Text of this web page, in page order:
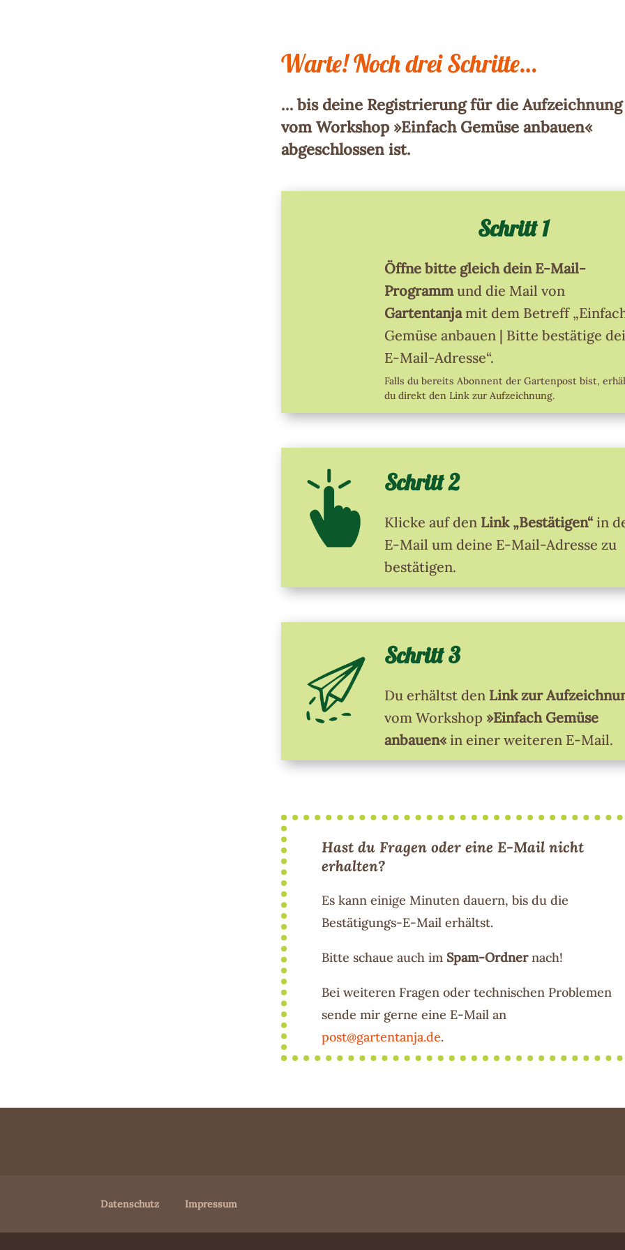
Warte! Noch drei Schritte…
… bis deine Registrierung für die Aufzeichnung
vom Workshop »Einfach Gemüse anbauen«
abgeschlossen ist.
Schritt 1
Öffne bitte gleich dein E-Mail-
Programmund die Mail von
Gartentanjamit dem Betreff
Gemüse anbauen | Bitte bestätige
E-Mail-Adresse“.
Falls du bereits Abonnent der Gartenpost bist,
du direkt den Link zur Aufzeichnung.
Schritt 2
Klicke auf den Link „Bestätigen“ in
E-Mail um deine E-Mail-Adresse zu
bestätigen.
Schritt 3
Du erhältst den Link zur
vom Workshop »Einfach Gemüse
anbauen« in einer weiteren E-Mail.
Hast du Fragen oder eine E-Mail nicht
erhalten?
Es kann einige Minuten dauern, bis du die
Bestätigungs-E-Mail erhältst.
Bitte schaue auch im Spam-Ordnernach!
Bei weiteren Fragen oder technischen Problemen
sende mir gerne eine E-Mail an
post@gartentanja.de.
Datenschutz Impressum